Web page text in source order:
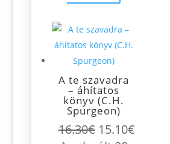
A te szavadra
– áhítatos
könyv (C.H.
Spurgeon)
16.30€ Original
15.10€Current